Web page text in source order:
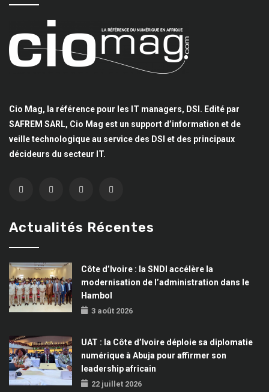
Cio Mag, la référence pour les IT managers, DSI. Edité par
SAFREM SARL, Cio Mag est un support d’information et de
veille technologique au service des DSI et des principaux
décideurs du secteur IT.
Actualités Récentes
Côte d’Ivoire : la SNDI accélère la
modernisation de l’administration dans le
Hambol
3 août 2026
UAT : la Côte d’Ivoire déploie sa diplomatie
numérique à Abuja pour affirmer son
leadership africain
22 juillet 2026